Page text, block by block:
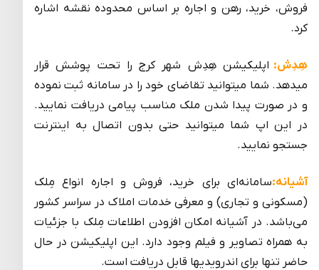
فروش، خرید، رهن و اجاره بر اساس محدوده نقشه اشاره
کرد.
هِدِش: اپلیکیشن هِدِش شهر کرج را تحت پوشش قرار
میدهد. شما میتوانید تقاضای خود را در سامانه ثبت نموده
و در صورت پیدا شدن ملک مناسب پیامی دریافت نمایید.
در این اپ شما میتوانید حتی بدون اتصال به اینترنت
جستجو نمایید.
آشیانه:سامانه‌ای برای خرید، فروش و اجاره انواع مِلک
(مسکونی و تجاری) و معرفی خدمات املاک در سراسر کشور
می‌باشد. در آشیانه امکان افزودن اطلاعات مِلک با جزئیات
به همراه تصاویر و فیلم وجود دارد. این اپلیکیشن در حال
حاضر تنها برای اندرویدیها قابل دریافت است.